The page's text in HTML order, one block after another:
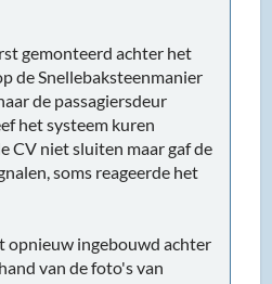
gemonteerd achter het
de Snellebaksteenmanier
de passagiersdeur
het systeem kuren
CV niet sluiten maar gaf de
soms reageerde het
opnieuw ingebouwd achter
van de foto's van